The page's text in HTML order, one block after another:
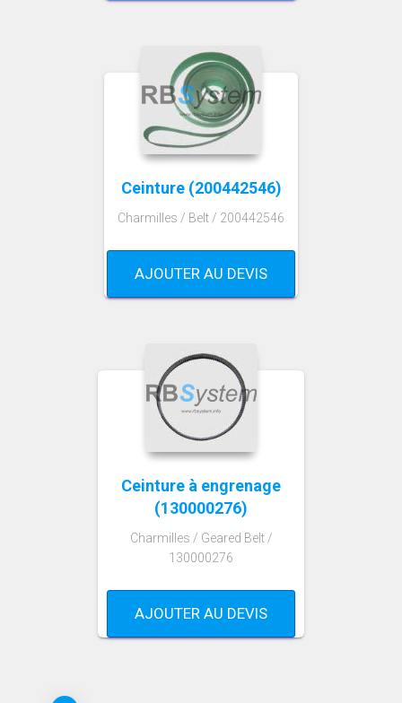
Ceinture (200442546)
Charmilles / Belt / 200442546
AJOUTER AU DEVIS
Ceinture à engrenage
(130000276)
Charmilles / Geared Belt /
130000276
AJOUTER AU DEVIS